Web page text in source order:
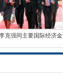
克强同主要国际经济金